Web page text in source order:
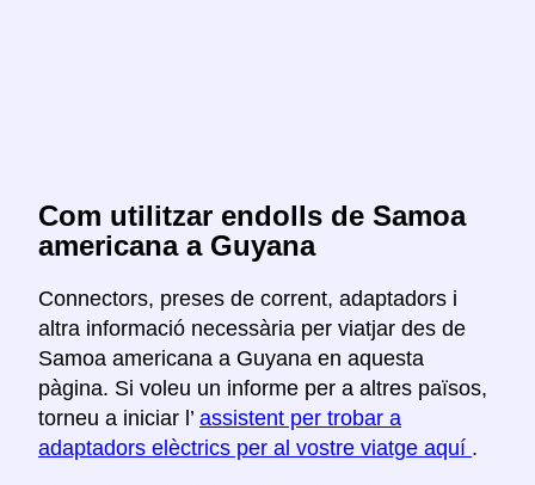
Com utilitzar endolls de Samoa
americana a Guyana
Connectors, preses de corrent, adaptadors i
altra informació necessària per viatjar des de
Samoa americana a Guyana en aquesta
pàgina. Si voleu un informe per a altres països,
torneu a iniciar l’ assistent per trobar a
adaptadors elèctrics per al vostre viatge aquí .